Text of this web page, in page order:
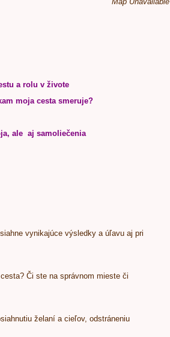
a rolu v živote
moja cesta smeruje?
ale aj samoliečenia
vynikajúce výsledky a úľavu aj pri
Či ste na správnom mieste či
želaní a cieľov, odstráneniu